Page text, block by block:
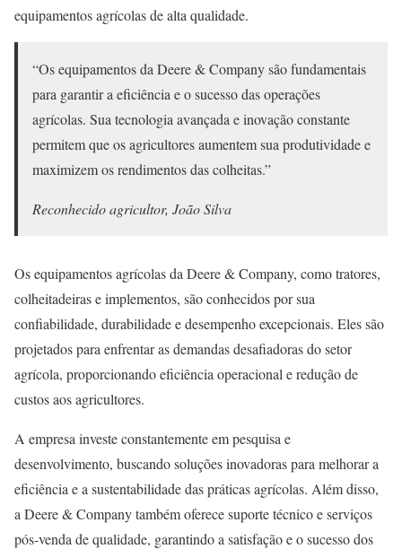
equipamentos agrícolas de alta qualidade.
“Os equipamentos da Deere & Company são fundamentais
para garantir a eficiência e o sucesso das operações
agrícolas. Sua tecnologia avançada e inovação constante
permitem que os agricultores aumentem sua produtividade e
maximizem os rendimentos das colheitas.”
Reconhecido agricultor, João Silva
Os equipamentos agrícolas da Deere & Company, como tratores,
colheitadeiras e implementos, são conhecidos por sua
confiabilidade, durabilidade e desempenho excepcionais. Eles são
projetados para enfrentar as demandas desafiadoras do setor
agrícola, proporcionando eficiência operacional e redução de
custos aos agricultores.
A empresa investe constantemente em pesquisa e
desenvolvimento, buscando soluções inovadoras para melhorar a
eficiência e a sustentabilidade das práticas agrícolas. Além disso,
a Deere & Company também oferece suporte técnico e serviços
pós-venda de qualidade, garantindo a satisfação e o sucesso dos